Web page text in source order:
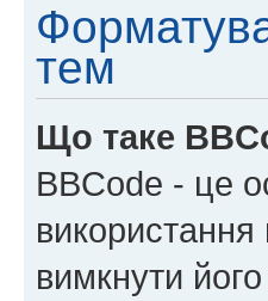
тем
Що таке
BBCode - це
вимкнути